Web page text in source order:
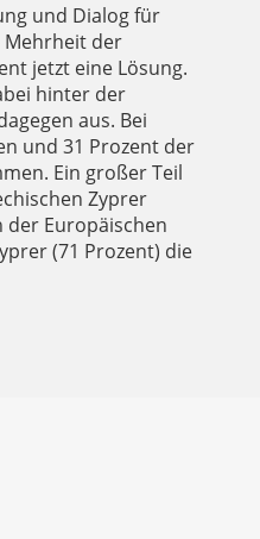
und Dialog für
Mehrheit der
jetzt eine Lösung.
hinter der
aus. Bei
und 31 Prozent der
Ein großer Teil
Zyprer
der Europäischen
(71 Prozent) die